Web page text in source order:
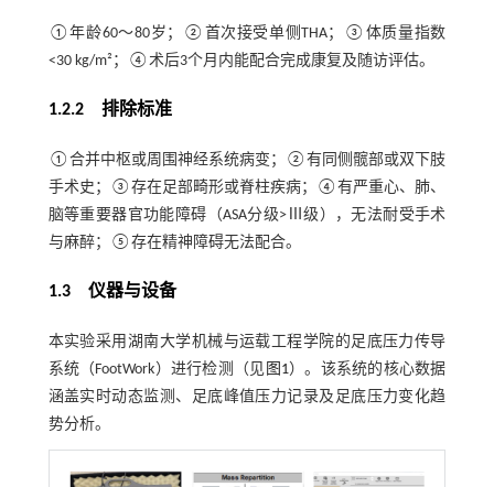
①年龄60～80岁；②首次接受单侧THA；③体质量指数
<30 kg/m²；④术后3个月内能配合完成康复及随访评估。
1.2.2 排除标准
①合并中枢或周围神经系统病变；②有同侧髋部或双下肢
手术史；③存在足部畸形或脊柱疾病；④有严重心、肺、
脑等重要器官功能障碍（ASA分级>Ⅲ级），无法耐受手术
与麻醉；⑤存在精神障碍无法配合。
1.3 仪器与设备
本实验采用湖南大学机械与运载工程学院的足底压力传导
系统（FootWork）进行检测（见 图1）。该系统的核心数据
涵盖实时动态监测、足底峰值压力记录及足底压力变化趋
势分析。